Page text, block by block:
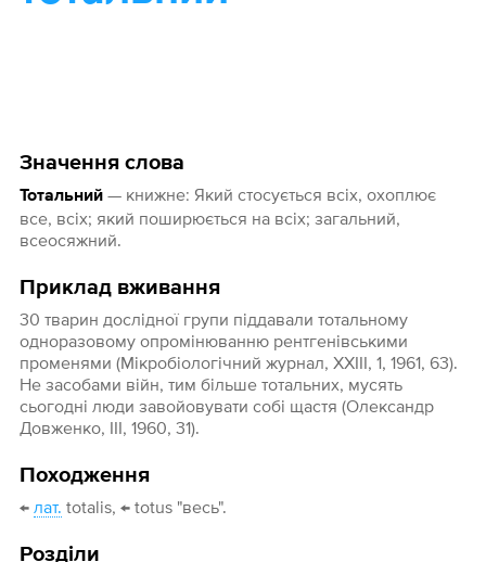
Значення слова
Тотальний— книжне: Який стосується всіх, охоплює
все, всіх; який поширюється на всіх; загальний,
всеосяжний.
Приклад вживання
30 тварин дослідної групи піддавали тотальному
одноразовому опромінюванню рентгенівськими
променями (Мікробіологічний журнал, XXIII, 1, 1961, 63).
Не засобами війн, тим більше тотальних, мусять
сьогодні люди завойовувати собі щастя (Олександр
Довженко, III, 1960, 31).
Походження
← лат. totalis, ← totus "весь".
Розділи